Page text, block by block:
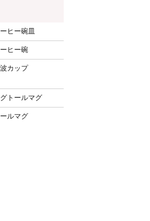
ヒー碗皿
ヒー碗
カップ
トールマグ
ルマグ